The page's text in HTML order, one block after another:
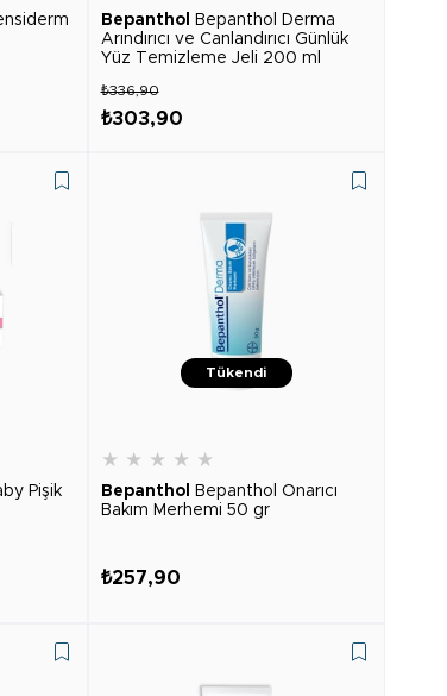
Bepanthol
Bepanthol Derma
Arındırıcı ve Canlandırıcı Günlük
Yüz Temizleme Jeli 200 ml
₺303,90
₺336,90
Pişik
Tükendi
★ ★ ★ ★ ★
Bepanthol
Bepanthol Onarıcı
Bakım Merhemi 50 gr
₺257,90